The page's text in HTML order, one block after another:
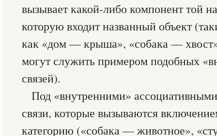
вызывает какой-либо компонент той
которую входит названный объект
как «дом — крыша», «собака —
могут служить примером подобных
связей).
Под «внутренними»
связи, которые вызываются
категорию («собака — животное»,